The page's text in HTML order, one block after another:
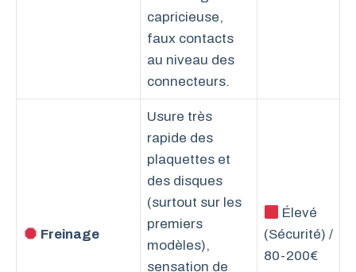
capricieuse,
faux contacts
au niveau des
connecteurs.
Freinage
Usure très
rapide des
plaquettes et
des disques
(surtout sur les
premiers
modèles),
sensation de
Élevé
(Sécurité) /
80-200€